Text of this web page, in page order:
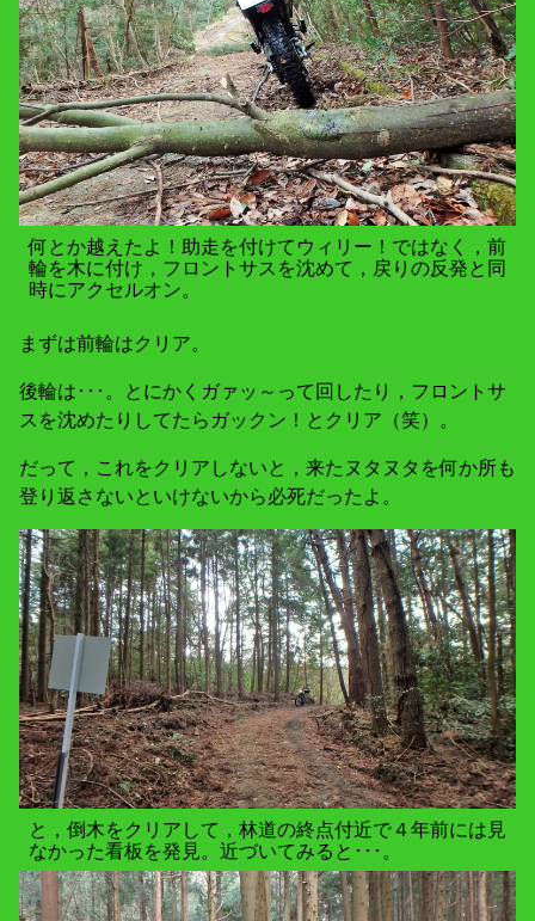
何とか越えたよ！助走を付けてウィリー！ではなく，前
輪を木に付け，フロントサスを沈めて，戻りの反発と同
時にアクセルオン。
まずは前輪はクリア。
後輪は･･･。とにかくガァッ～って回したり，フロントサ
スを沈めたりしてたらガックン！とクリア（笑）。
だって，これをクリアしないと，来たヌタヌタを何か所も
登り返さないといけないから必死だったよ。
と，倒木をクリアして，林道の終点付近で４年前には見
なかった看板を発見。近づいてみると･･･。